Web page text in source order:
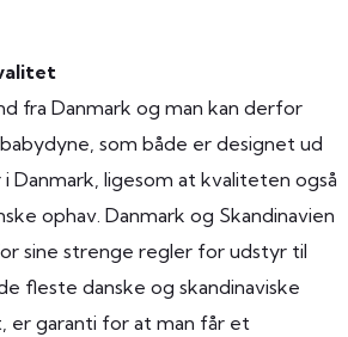
fra Danmark og man kan derfor
som både er designet ud
Danmark, ligesom at kvaliteten også
ophav. Danmark og Skandinavien
sine strenge regler for udstyr til
fleste danske og skandinaviske
er garanti for at man får et